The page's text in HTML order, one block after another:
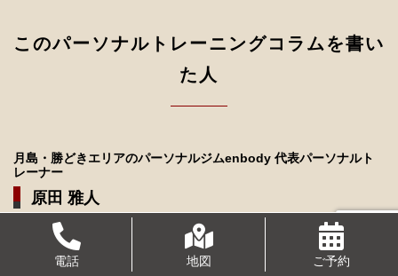
このパーソナルトレーニングコラムを書い
た人
月島・勝どきエリアのパーソナルジムenbody 代表パーソナルト
レーナー
原田 雅人
電話 地図 ご予約